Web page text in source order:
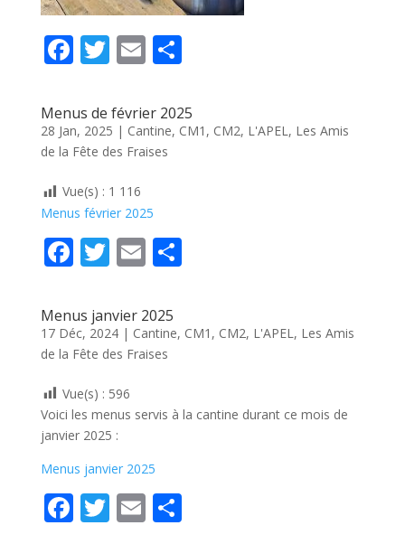
F
e
b
o
o
k
T
itt
er
E
ai
l
P
ta
g
Menus de février 2025
28 Jan, 2025 | Cantine, CM1 , CM2, L'APEL, Les Amis
de la Fête des Fraises
Vue(s) : 1 116
Menus février 2025
F
ac
e
b
o
o
k
T
w
itt
er
E
m
ai
l
P
g
Menus janvier 2025
17 Déc, 2024| Cantine, CM1 , CM2, L'APEL , Les Amis
de la Fête des Fraises
Vue(s) : 596
Voici les menus servis à la cantine durant ce mois de
janvier 2025 :
Menus janvier 2025
F T E P